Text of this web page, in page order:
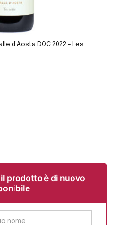
d’Aosta DOC 2022 – Les
prodotto è di nuovo